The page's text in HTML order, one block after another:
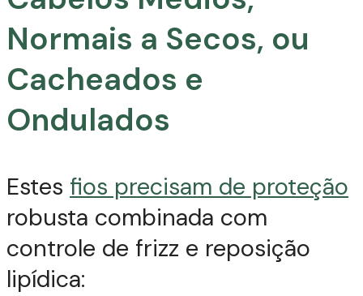
Normais a Secos, ou
Cacheados e
Ondulados
Estes fios precisam de proteção
robusta combinada com
controle de frizz e reposição
lipídica: